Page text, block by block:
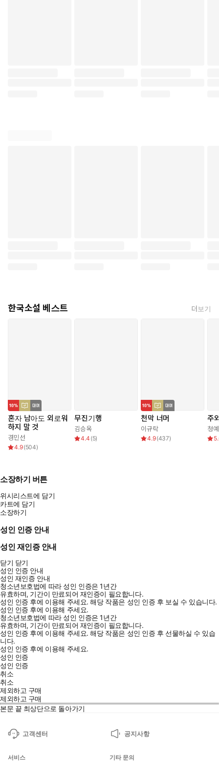
한국소설 베스트 더보기
혼자 남아도 외로워
하지 말 것
경민선
4.9(504)
무진기행
김승옥
4.4 (5)
천막 너머
이규락
4.9(437)
주
청예
소장하기 버튼
위시리스트에 담기
카트에 담기
소장하기
성인 인증 안내
성인 재인증 안내
닫기 닫기
성인 인증 안내
성인 재인증 안내
청소년보호법에 따라 성인 인증은 1년간
유효하며, 기간이 만료되어 재인증이 필요합니다.
성인 인증 후에 이용해 주세요.해당 작품은 성인 인증 후 보실 수 있습니다.
성인 인증 후에 이용해 주세요.
청소년보호법에 따라 성인 인증은 1년간
유효하며, 기간이 만료되어 재인증이 필요합니다.
성인 인증 후에 이용해 주세요.해당 작품은 성인 인증 후 선물하실 수 있습
니다.
성인 인증 후에 이용해 주세요.
성인 인증
성인 인증
취소
취소
제외하고 구매
제외하고 구매
본문 끝 최상단으로 돌아가기
고객센터 공지사항
서비스
기타 문의